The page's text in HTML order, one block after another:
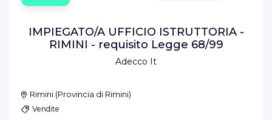
Adecco It
IMPIEGATO/A UFFICIO ISTRUTTORIA -
RIMINI - requisito Legge 68/99
Rimini (Provincia di Rimini)
Vendite